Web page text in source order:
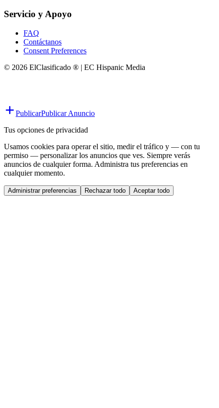
Servicio y Apoyo
FAQ
Contáctanos
Consent Preferences
© 2026 ElClasificado ® | EC Hispanic Media
PublicarPublicar Anuncio
Tus opciones de privacidad
Usamos cookies para operar el sitio, medir el tráfico y — con tu
permiso — personalizar los anuncios que ves. Siempre verás
anuncios de cualquier forma. Administra tus preferencias en
cualquier momento.
Administrar preferencias Rechazar todo Aceptar todo